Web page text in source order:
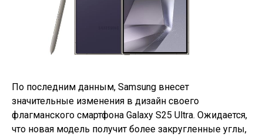
По последним данным, Samsung внесет
значительные изменения в дизайн своего
флагманского смартфона Galaxy S25 Ultra. Ожидается,
что новая модель получит более закругленные углы,